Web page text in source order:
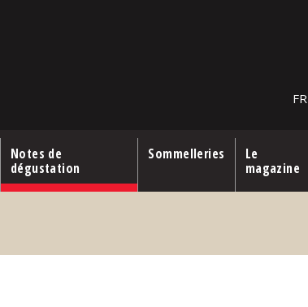
FR
Notes de
dégustation
Sommelleries
Le
magazine